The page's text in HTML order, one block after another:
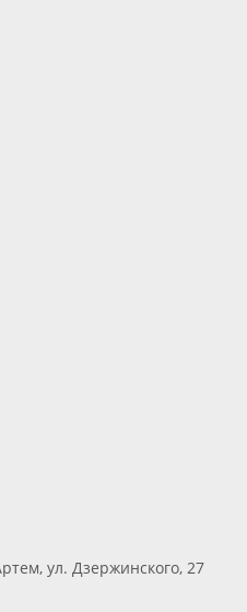
ул. Дзержинского, 27